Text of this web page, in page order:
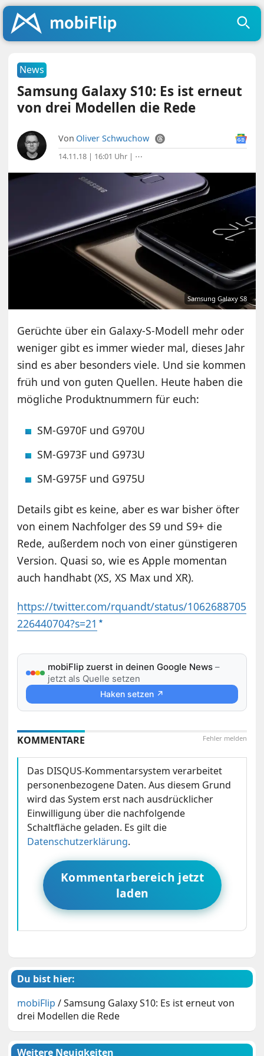
News
Samsung Galaxy S10: Es ist erneut
von drei Modellen die Rede
Von Oliver Schwuchow
14.11.18 | 16:01 Uhr | ⋯
Samsung Galaxy S8
Gerüchte über ein Galaxy-S-Modell mehr oder
weniger gibt es immer wieder mal, dieses Jahr
sind es aber besonders viele. Und sie kommen
früh und von guten Quellen. Heute haben die
mögliche Produktnummern für euch:
SM-G970F und G970U
SM-G973F und G973U
SM-G975F und G975U
Details gibt es keine, aber es war bisher öfter
von einem Nachfolger des S9 und S9+ die
Rede, außerdem noch von einer günstigeren
Version. Quasi so, wie es Apple momentan
auch handhabt (XS, XS Max und XR).
https://twitter.com/rquandt/status/1062688705
226440704?s=21
mobiFlip zuerst in deinen Google News –
jetzt als Quelle setzen
Haken setzen ↗
Fehler melden
KOMMENTARE
Das DISQUS-Kommentarsystem verarbeitet
personenbezogene Daten. Aus diesem Grund
wird das System erst nach ausdrücklicher
Einwilligung über die nachfolgende
Schaltfläche geladen. Es gilt die
Datenschutzerklärung.
Kommentarbereich jetzt
laden
Du bist hier:
mobiFlip /Samsung Galaxy S10: Es ist erneut von
drei Modellen die Rede
Weitere Neuigkeiten